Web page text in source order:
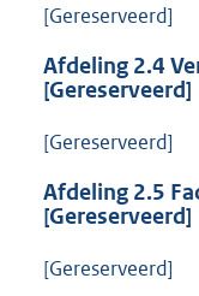
[Gereserveerd]
Afdeling 2.4
[Gereserveerd]
[Gereserveerd]
Afdeling 2.5
[Gereserveerd]
[Gereserveerd]